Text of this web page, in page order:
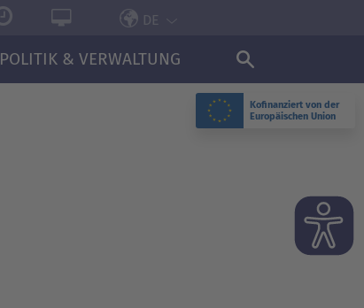
Kofinanziert von der
Europäischen Union
DE
POLITIK & VERWALTUNG